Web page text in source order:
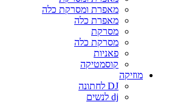
מאפרת ומסרקת כלה
מאפרת כלה
מסרקת
מסרקת כלה
פאניות
קוסמטיקה
מוזיקה
DJ לחתונה
dj לנשים